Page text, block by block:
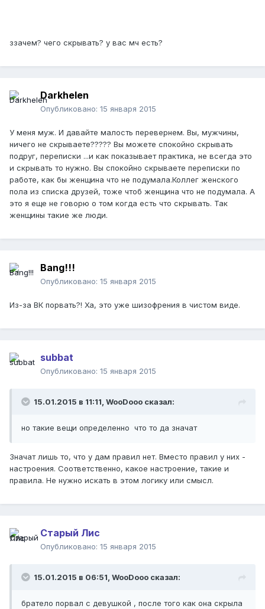
ззачем? чего скрывать? у вас мч есть?
Darkhelen
Опубликовано: 15 января 2015
У меня муж. И давайте малость перевернем. Вы, мужчины,
ничего не скрываете????? Вы можете спокойно скрывать
подруг, переписки ...и как показывает практика, не всегда это
и скрывать то нужно. Вы спокойно скрываете переписки по
работе, как бы женщина что не подумала.Коллег женского
пола из списка друзей, тоже чтоб женщина что не подумала. А
это я еще не говорю о том когда есть что скрывать. Так
женщины такие же люди.
Bang!!!
Опубликовано: 15 января 2015
Из-за ВК порвать?! Ха, это уже шизофрения в чистом виде.
subbat
Опубликовано: 15 января 2015
15.01.2015 в 11:11, WooDooo сказал:
но такие вещи определенно что то да значат
Значат лишь то, что у дам правил нет. Вместо правил у них -
настроения. Соответственно, какое настроение, такие и
правила. Не нужно искать в этом логику или смысл.
Старый Лис
Опубликовано: 15 января 2015
15.01.2015 в 06:51, WooDooo сказал:
братело порвал с девушкой , после того как она скрыла